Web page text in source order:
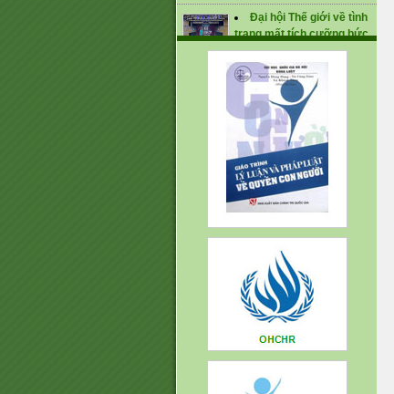
Đại hội Thế giới về tình
trạng mất tích cưỡng bức
lần thứ 1 (tháng 1/2025)
CÁC KHUYẾN NGHỊ ĐỐI
VỚI VIỆT NAM TẠI UPR -
2024